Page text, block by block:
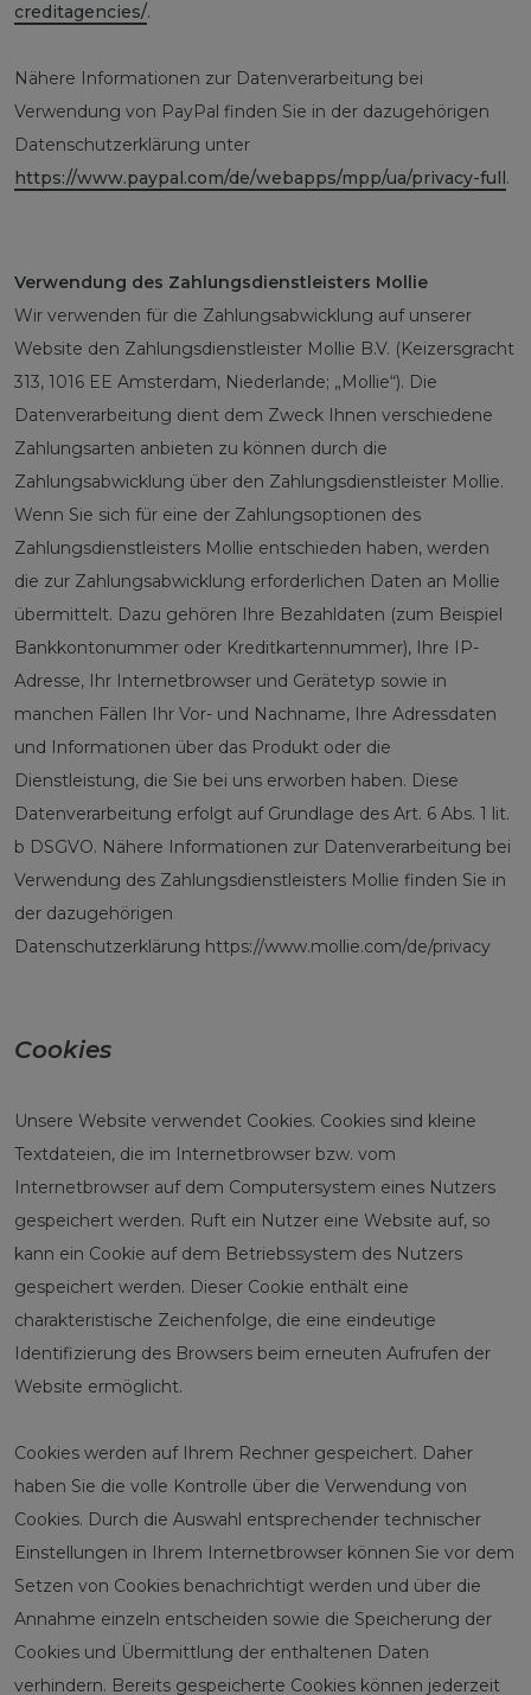
creditagencies/.
Nähere Informationen zur Datenverarbeitung bei
Verwendung von PayPal finden Sie in der dazugehörigen
Datenschutzerklärung unter
https://www.paypal.com/de/webapps/mpp/ua/privacy-full.
Verwendung des Zahlungsdienstleisters Mollie
Wir verwenden für die Zahlungsabwicklung auf unserer
Website den Zahlungsdienstleister Mollie B.V. (Keizersgracht
313, 1016 EE Amsterdam, Niederlande; „Mollie“). Die
Datenverarbeitung dient dem Zweck Ihnen verschiedene
Zahlungsarten anbieten zu können durch die
Zahlungsabwicklung über den Zahlungsdienstleister Mollie.
Wenn Sie sich für eine der Zahlungsoptionen des
Zahlungsdienstleisters Mollie entschieden haben, werden
die zur Zahlungsabwicklung erforderlichen Daten an Mollie
übermittelt. Dazu gehören Ihre Bezahldaten (zum Beispiel
Bankkontonummer oder Kreditkartennummer), Ihre IP-
Adresse, Ihr Internetbrowser und Gerätetyp sowie in
manchen Fällen Ihr Vor- und Nachname, Ihre Adressdaten
und Informationen über das Produkt oder die
Dienstleistung, die Sie bei uns erworben haben. Diese
Datenverarbeitung erfolgt auf Grundlage des Art. 6 Abs. 1 lit.
b DSGVO. Nähere Informationen zur Datenverarbeitung bei
Verwendung des Zahlungsdienstleisters Mollie finden Sie in
der dazugehörigen
Datenschutzerklärung https://www.mollie.com/de/privacy
Cookies
Unsere Website verwendet Cookies. Cookies sind kleine
Textdateien, die im Internetbrowser bzw. vom
Internetbrowser auf dem Computersystem eines Nutzers
gespeichert werden. Ruft ein Nutzer eine Website auf, so
kann ein Cookie auf dem Betriebssystem des Nutzers
gespeichert werden. Dieser Cookie enthält eine
charakteristische Zeichenfolge, die eine eindeutige
Identifizierung des Browsers beim erneuten Aufrufen der
Website ermöglicht.
Cookies werden auf Ihrem Rechner gespeichert. Daher
haben Sie die volle Kontrolle über die Verwendung von
Cookies. Durch die Auswahl entsprechender technischer
Einstellungen in Ihrem Internetbrowser können Sie vor dem
Setzen von Cookies benachrichtigt werden und über die
Annahme einzeln entscheiden sowie die Speicherung der
Cookies und Übermittlung der enthaltenen Daten
verhindern. Bereits gespeicherte Cookies können jederzeit